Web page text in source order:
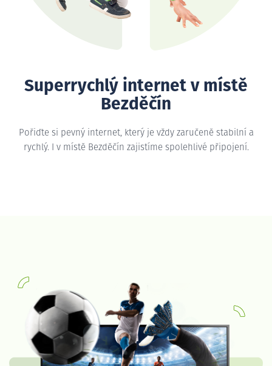
Superrychlý internet v místě
Bezděčín
Pořiďte si pevný internet, který je vždy zaručeně stabilní a
rychlý. I v místě Bezděčín zajistíme spolehlivé připojení.